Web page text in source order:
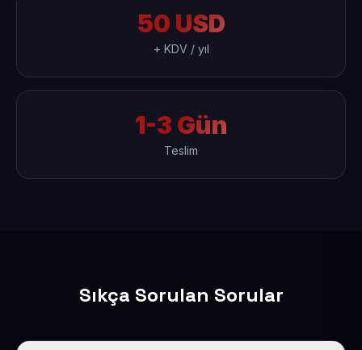
50 USD
+ KDV / yıl
1-3 Gün
Teslim
Sıkça Sorulan Sorular